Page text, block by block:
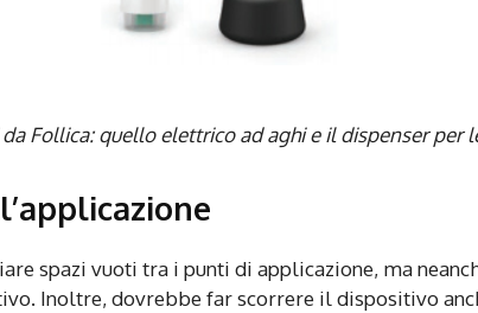
Follica: quello elettrico ad aghi e il dispenser per
spazi vuoti tra i punti di applicazione, ma
Inoltre, dovrebbe far scorrere il dispositivo